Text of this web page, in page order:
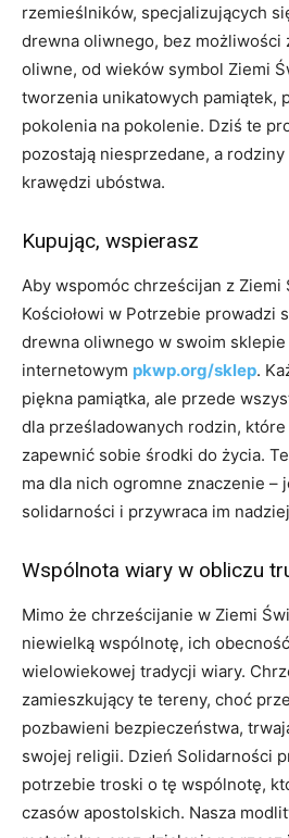
rzemieślników, specjalizujących
drewna oliwnego, bez możliwości
oliwne, od wieków symbol Ziemi
tworzenia unikatowych pamiątek,
pokolenia na pokolenie. Dziś te
pozostają niesprzedane, a
krawędzi ubóstwa.
Kupując, wspierasz
Aby wspomóc chrześcijan z Ziemi
Kościołowi w Potrzebie prowadzi
drewna oliwnego w swoim sklepie
internetowym pkwp.org/sklep.
piękna pamiątka, ale przede
dla prześladowanych rodzin,
zapewnić sobie środki do życia.
ma dla nich ogromne znaczenie –
solidarności i przywraca im
Wspólnota wiary w obliczu
Mimo że chrześcijanie w Ziemi
niewielką wspólnotę, ich
wielowiekowej tradycji wiary.
zamieszkujący te tereny, choć
pozbawieni bezpieczeństwa,
swojej religii. Dzień Solidarności
potrzebie troski o tę wspólnotę,
czasów apostolskich. Nasza